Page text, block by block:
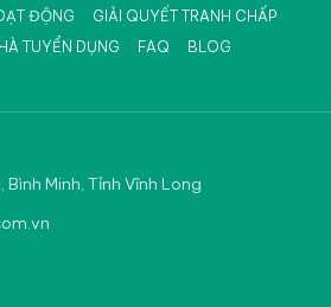
ĐỘNG
GIẢI QUYẾT TRANH CHẤP
TUYỂN DỤNG FAQ
BLOG
Minh, Tỉnh Vĩnh Long